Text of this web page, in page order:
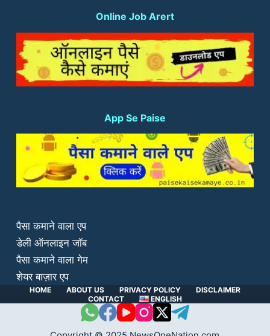
Online Job Arert
App Se Paise
पैसा कमाने वाला एप
डेली ऑनलाइन जॉब
पैसा कमाने वाला गेम
शेयर बाज़ार एप
HOME ABOUT US PRIVACY POLICY
DISCLAIMER
CONTACT
ENGLISH